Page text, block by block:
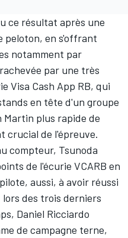
ce résultat après une
peloton, en s'offrant
notamment par
par une très
Visa Cash App RB, qui
en tête d'un groupe
plus rapide de
crucial de l'épreuve.
compteur, Tsunoda
de l'écurie VCARB en
aussi, à avoir réussi
lors des trois derniers
Daniel Ricciardo
de campagne terne,